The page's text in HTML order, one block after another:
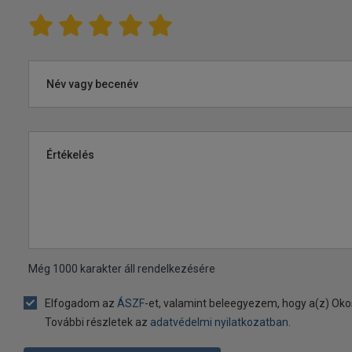
Név vagy becenév
Értékelés
Még 1000 karakter áll rendelkezésére
Elfogadom az ÁSZF-et, valamint beleegyezem, hogy a(z)
További részletek az adatvédelmi nyilatkozatban